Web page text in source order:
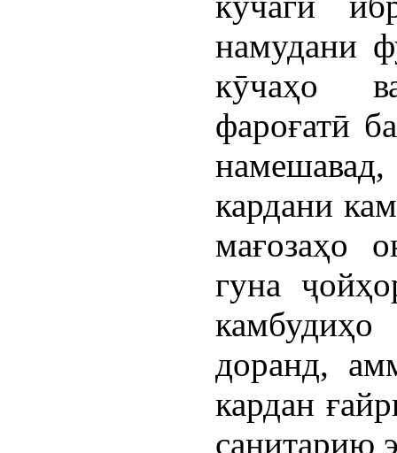
намудани
кӯчаҳо
фароғатӣ
кардани
мағозаҳо
гуна
доранд,
кардан
санитарию